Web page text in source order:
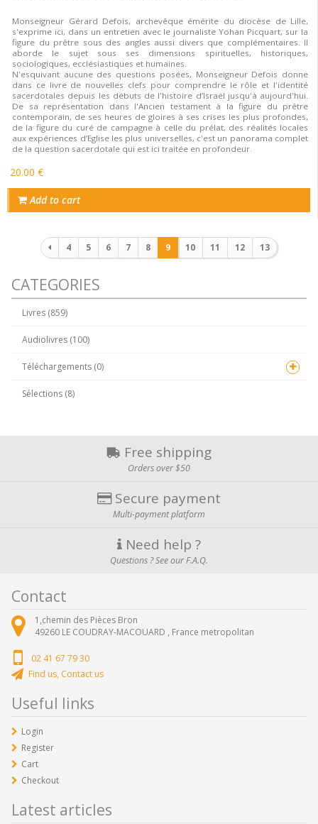
Monseigneur Gérard Defois, archevêque émérite du diocèse de Lille,
s'exprime ici, dans un entretien avec le journaliste Yohan Picquart, sur la
figure du prêtre sous des angles aussi divers que complémentaires. Il
aborde le sujet sous ses dimensions spirituelles, historiques,
sociologiques, ecclésiastiques et humaines.
N'esquivant aucune des questions posées, Monseigneur Defois donne
dans ce livre de nouvelles clefs pour comprendre le rôle et l'identité
sacerdotales depuis les débuts de l'histoire d’Israël jusqu'à aujourd'hui.
De sa représentation dans l'Ancien testament à la figure du prêtre
contemporain, de ses heures de gloires à ses crises les plus profondes,
de la figure du curé de campagne à celle du prélat, des réalités locales
aux expériences d’Eglise les plus universelles, c'est un panorama complet
de la question sacerdotale qui est ici traitée en profondeur.
20.00 €
Add to cart
Pagination
4 5 6 7 8 9 10 11 12 13
CATEGORIES
Livres (859)
Audiolivres (100)
Téléchargements (0)
Sélections (8)
Free shipping
Orders over $50
Secure payment
Multi-payment platform
Need help ?
Questions ? See our F.A.Q.
Contact
1,chemin des Pièces Bron
49260 LE COUDRAY-MACOUARD , France metropolitan
02 41 67 79 30
Find us, Contact us
Useful links
Login
Register
Cart
Checkout
Latest articles